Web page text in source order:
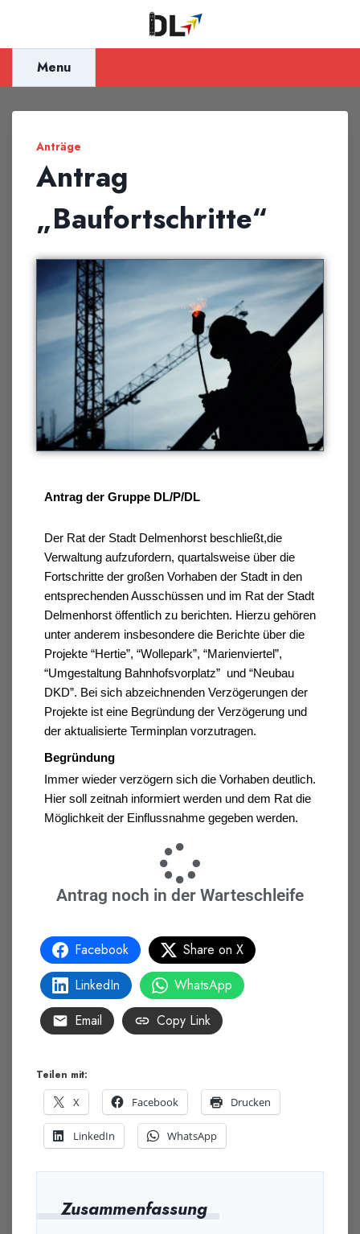
Menu
Anträge
Antrag
„Baufortschritte“
Zusammenfassung
Antrag der Gruppe DL/P/DL
Der Rat der Stadt Delmenhorst beschließt,die
Verwaltung aufzufordern, quartalsweise über die
Fortschritte der großen Vorhaben der Stadt in den
entsprechenden Ausschüssen und im Rat der Stadt
Delmenhorst öffentlich zu berichten. Hierzu gehören
unter anderem insbesondere die Berichte über die
Projekte “Hertie”, “Wollepark”, “Marienviertel”,
“Umgestaltung Bahnhofsvorplatz”  und “Neubau
DKD”. Bei sich abzeichnenden Verzögerungen der
Projekte ist eine Begründung der Verzögerung und
der aktualisierte Terminplan vorzutragen.
Begründung
Immer wieder verzögern sich die Vorhaben deutlich.
Hier soll zeitnah informiert werden und dem Rat die
Möglichkeit der Einflussnahme gegeben werden.
Antrag noch in der Warteschleife
Facebook
Share on X
LinkedIn
WhatsApp
Email
Copy Link
Teilen mit:
X
Facebook Drucken
LinkedIn WhatsApp